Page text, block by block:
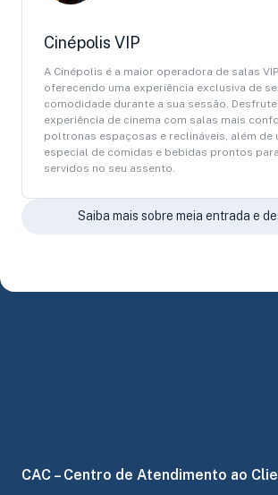
Cinépolis VIP
A Cinépolis é a maior operadora de salas
oferecendo uma experiência exclusiva de
comodidade durante a sua sessão.
experiência de cinema com salas mais
poltronas espaçosas e reclináveis, além de
especial de comidas e bebidas prontos
servidos no seu assento.
Saiba mais sobre meia entrada e
CAC – Centro de Atendimento ao